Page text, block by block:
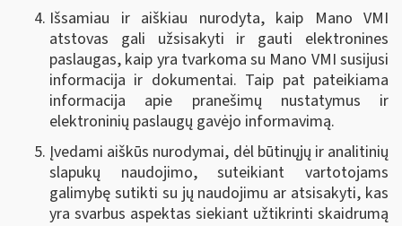
Išsamiau ir aiškiau nurodyta, kaip Mano VMI
atstovas gali užsisakyti ir gauti elektronines
paslaugas, kaip yra tvarkoma su Mano VMI susijusi
informacija ir dokumentai. Taip pat pateikiama
informacija apie pranešimų nustatymus ir
elektroninių paslaugų gavėjo informavimą.
Įvedami aiškūs nurodymai, dėl būtinųjų ir analitinių
slapukų naudojimo, suteikiant vartotojams
galimybę sutikti su jų naudojimu ar atsisakyti, kas
yra svarbus aspektas siekiant užtikrinti skaidrumą